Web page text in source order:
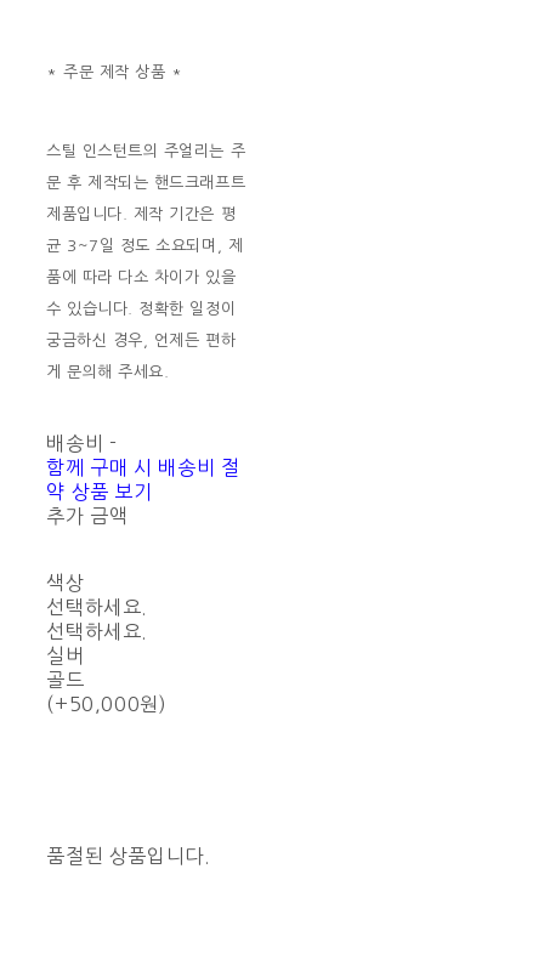
* 주문 제작 상품 *
스틸 인스턴트의 주얼리는 주
문 후 제작되는 핸드크래프트
제품입니다. 제작 기간은 평
균 3~7일 정도 소요되며, 제
품에 따라 다소 차이가 있을
수 있습니다. 정확한 일정이
궁금하신 경우, 언제든 편하
게 문의해 주세요.
배송비 -
함께 구매 시 배송비 절
약 상품 보기
추가 금액
색상
선택하세요.
선택하세요.
실버
골드
(+50,000원)
품절된 상품입니다.